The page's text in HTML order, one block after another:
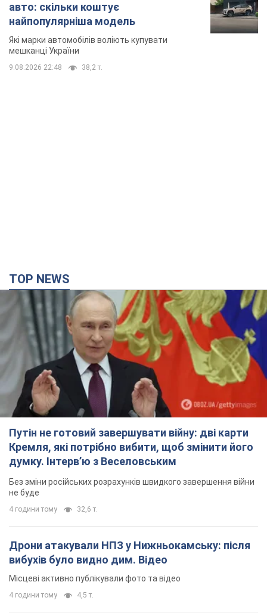
авто: скільки коштує
найпопулярніша модель
Які марки автомобілів воліють купувати
мешканці України
9.08.2026 22:48 38,2 т.
TOP NEWS
Путін не готовий завершувати війну: дві карти
Кремля, які потрібно вибити, щоб змінити його
думку. Інтерв’ю з Веселовським
Без зміни російських розрахунків швидкого завершення війни
не буде
4 години тому 32,6 т.
Дрони атакували НПЗ у Нижньокамську: після
вибухів було видно дим. Відео
Місцеві активно публікували фото та відео
4 години тому 4,5 т.